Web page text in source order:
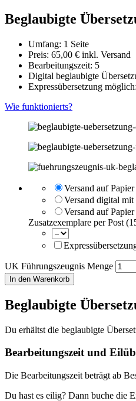
Beglaubigte
Umfang: 1 Seite
Preis: 65,00 € inkl. Versand
Bearbeitungszeit: 5
Digital beglaubigte
Expressübersetzung
Wie funktionierts?
Versand auf
Versand digital
Versand auf
Zusatzexemplare per Post
UK Führungszeugnis Menge
In den Warenkorb
Beglaubigte
Du erhältst die beglaubigte
Bearbeitungszeit und
Die Bearbeitungszeit beträgt ab
Du hast es eilig? Dann buche die